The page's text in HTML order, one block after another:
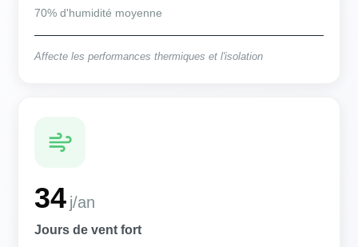
70% d'humidité moyenne
Affecte les performances thermiques et l'isolation
34 j/an
Jours de vent fort